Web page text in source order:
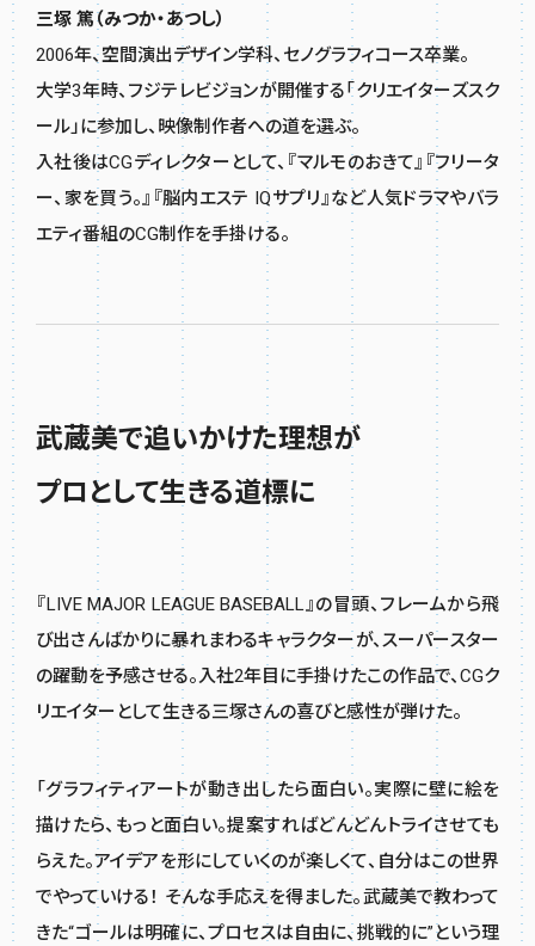
三塚 篤（みつか・あつし）
2006年、空間演出デザイン学科、セノグラフィコース卒業。
大学3年時、フジテレビジョンが開催する「クリエイターズスク
ール」に参加し、映像制作者への道を選ぶ。
入社後はCGディレクターとして、『マルモのおきて』『フリータ
ー、家を買う。』『脳内エステ IQサプリ』など人気ドラマやバラ
エティ番組のCG制作を手掛ける。
武蔵美で追いかけた理想が
プロとして生きる道標に
『LIVE MAJOR LEAGUE BASEBALL』の冒頭、フレームから飛
び出さんばかりに暴れまわるキャラクターが、スーパースター
の躍動を予感させる。入社2年目に手掛けたこの作品で、CGク
リエイターとして生きる三塚さんの喜びと感性が弾けた。
「グラフィティアートが動き出したら面白い。実際に壁に絵を
描けたら、もっと面白い。提案すればどんどんトライさせても
らえた。アイデアを形にしていくのが楽しくて、自分はこの世界
でやっていける！ そんな手応えを得ました。武蔵美で教わって
きた“ゴールは明確に、プロセスは自由に、挑戦的に”という理